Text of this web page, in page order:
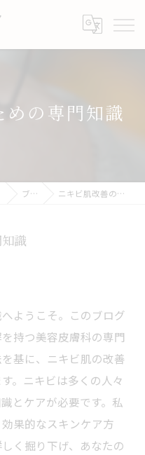
めの専門知識
ブログ ニキビ肌改善のための専門知識
識
ようこそ。このブログ
持つ美容皮膚科の専門
基に、ニキビ肌の改善
。ニキビは多くの人々
とケアが必要です。私
果的なスキンケア方
く掘り下げ、あなたの